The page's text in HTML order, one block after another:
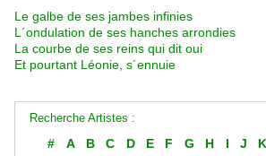
Le galbe de ses jambes infinies
L´ondulation de ses hanches arrondies
La courbe de ses reins qui dit oui
Et pourtant Léonie, s´ennuie
Recherche Artistes :
# A B C D E F G H I J K